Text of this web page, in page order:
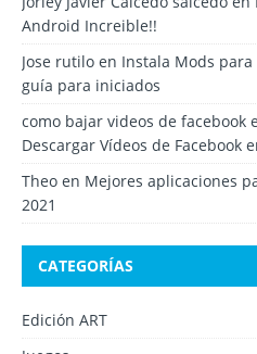
Android Increible!!
Jose rutilo en Instala Mods
guía para iniciados
como bajar videos de facebook
Descargar Vídeos de Facebook
Theo en Mejores aplicaciones
2021
CATEGORÍAS
Edición ART